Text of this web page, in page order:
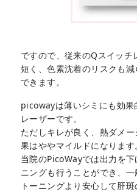
ですので、従来のQスイッチ
短く、色素沈着のリスクも
できます。
picowayは薄いシミにも効
レーザーです。
ただしキレが良く、熱ダメ
果はややマイルドになります
当院のPicoWayでは出力を
ニングも行うことができ、
トーニングより安心して肝